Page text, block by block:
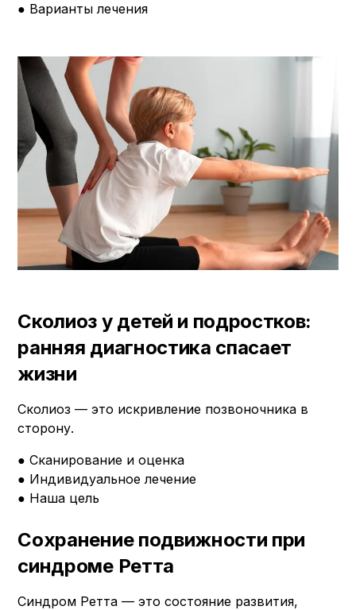
● Варианты лечения
Сколиоз у детей и подростков:
ранняя диагностика спасает
жизни
Сколиоз — это искривление позвоночника в
сторону.
● Сканирование и оценка
● Индивидуальное лечение
● Наша цель
Сохранение подвижности при
синдроме Ретта
Синдром Ретта — это состояние развития,